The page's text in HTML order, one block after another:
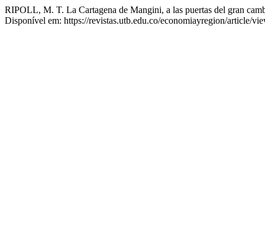
RIPOLL, M. T. La Cartagena de Mangini, a las puertas del gran
Disponível em: https://revistas.utb.edu.co/economiayregion/article/